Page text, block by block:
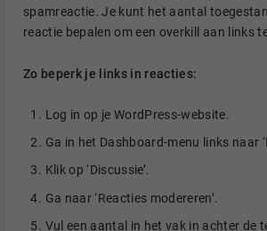
spamreactie. Je kunt het aantal
reactie bepalen om een overkill aan links
Zo beperk je links in reacties:
Log in op je WordPress-website.
Ga in het Dashboard-menu links naar
Klik op ‘Discussie’.
Ga naar ‘Reacties modereren’.
Vul een aantal in het vak in achter de